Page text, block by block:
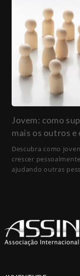
Jovem: como
mais os outros e
Descubra como
crescer
ajudando outras